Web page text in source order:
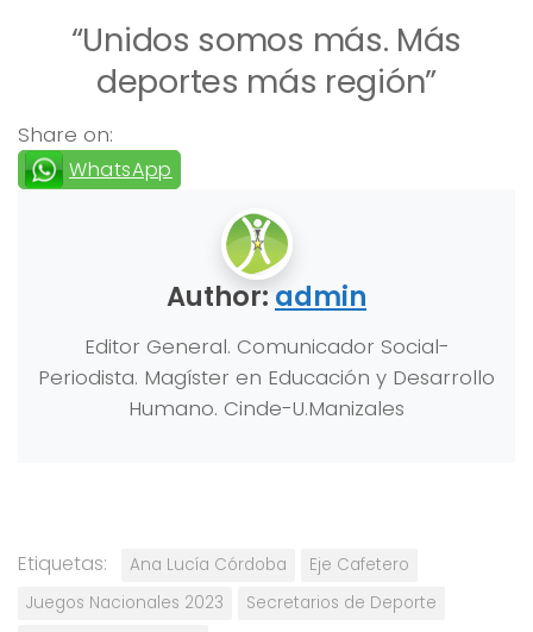
“Unidos somos más. Más
deportes más región”
Share on:
WhatsApp
Author:admin
Editor General. Comunicador Social-
Periodista. Magíster en Educación y Desarrollo
Humano. Cinde-U.Manizales
Etiquetas: Ana Lucía Córdoba
Eje Cafetero
Juegos Nacionales 2023
Secretarios de Deporte